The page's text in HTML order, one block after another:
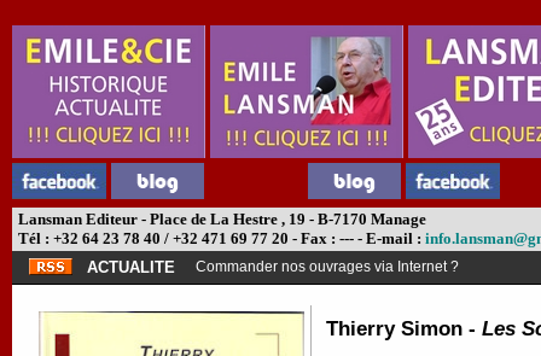
Lansman Editeur - Place de La Hestre , 19 - B-7170 Manage
Tél : +32 64 23 78 40 / +32 471 69 77 20 - Fax : --- - E-mail :
ACTUALITE
Commander nos ouvrages via Internet ?
Thierry Simon - Les